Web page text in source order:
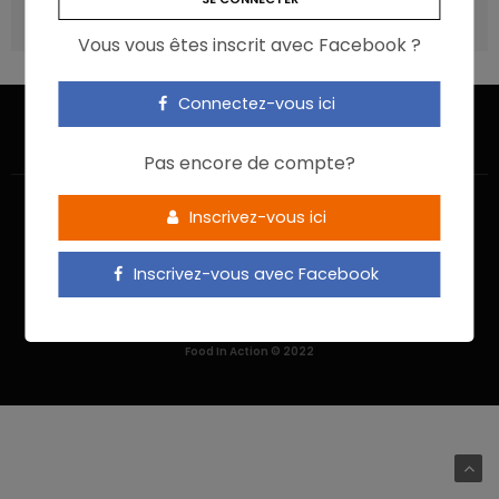
Les aliments ultra-transformés doivent-ils être une cible
prioritaire ?
Vous vous êtes inscrit avec Facebook ?
Connectez-vous ici
Pas encore de compte?
Inscrivez-vous ici
Inscrivez-vous avec Facebook
Food In Action © 2022